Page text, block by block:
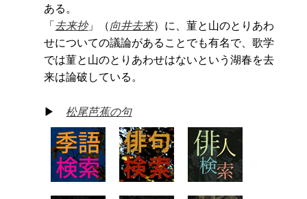
ある。
「去来抄」（向井去来）に、菫と山のとりあわ
せについての議論があることでも有名で、歌学
では菫と山のとりあわせはないという湖春を去
来は論破している。
▶松尾芭蕉の句